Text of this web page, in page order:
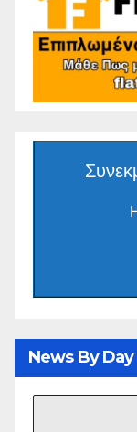
News By Day